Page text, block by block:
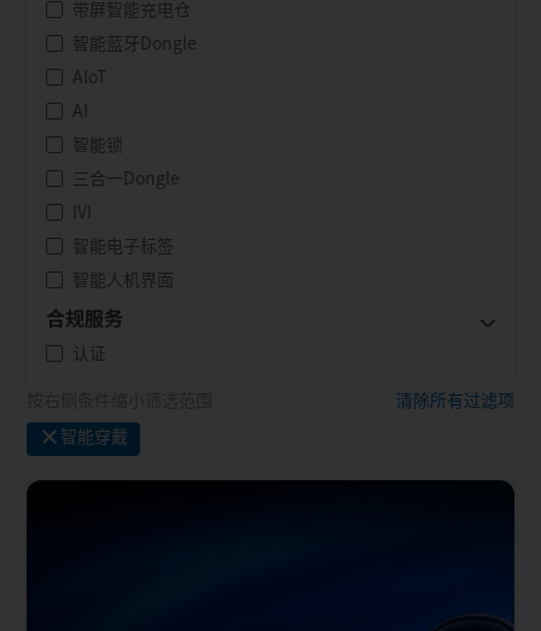
清除所有过滤项
× 智能穿戴
带屏智能充电仓
智能蓝牙Dongle
AIoT
AI
智能锁
三合一Dongle
IVI
智能电子标签
智能人机界面
合规服务
认证